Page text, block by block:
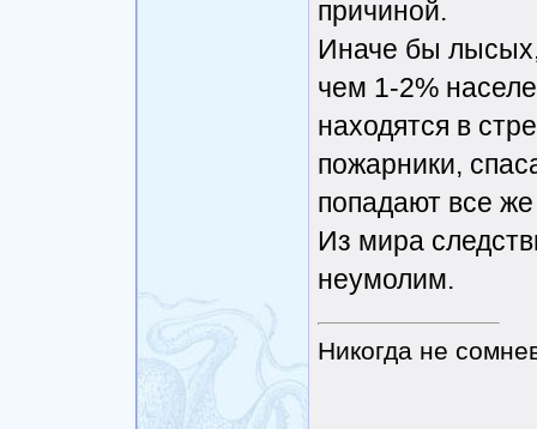
причиной.
Иначе бы
чем 1-2%
находятся в
пожарники,
попадают все
Из мира
неумолим.
Никогда не